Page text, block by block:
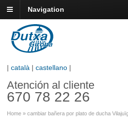
Navigation
| català | castellano |
Atención al cliente
670 78 22 26
Home » cambiar bañera por plato de ducha